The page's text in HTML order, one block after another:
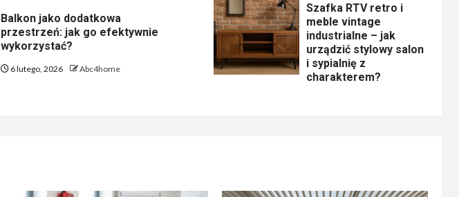
Balkon jako dodatkowa
przestrzeń: jak go efektywnie
wykorzystać?
6 lutego, 2026 Abc4home
Szafka RTV retro i
meble vintage
industrialne – jak
urządzić stylowy salon
i sypialnię z
charakterem?